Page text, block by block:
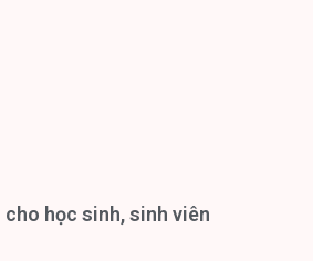
học sinh, sinh viên